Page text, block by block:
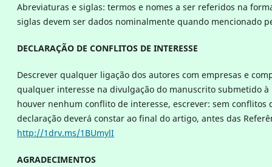
Abreviaturas e siglas: termos e nomes a ser referidos na
siglas devem ser dados nominalmente quando mencionado
DECLARAÇÃO DE CONFLITOS DE INTERESSE
Descrever qualquer ligação dos autores com empresas e
qualquer interesse na divulgação do manuscrito submetido à
houver nenhum conflito de interesse, escrever: sem conflitos
declaração deverá constar ao final do artigo, antes das
http://1drv.ms/1BUmylI
AGRADECIMENTOS